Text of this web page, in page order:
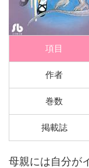
項目
作者
巻数
掲載誌
母親には自分が